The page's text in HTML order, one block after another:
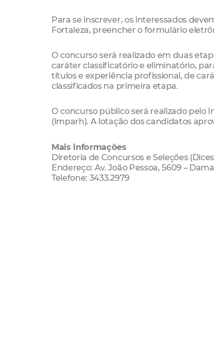
Para se inscrever, os interessados
Fortaleza, preencher o formulário
O concurso será realizado em duas
caráter classificatório e eliminatório,
títulos e experiência profissional, de
classificados na primeira etapa.
O concurso público será realizado pelo
(Imparh). A lotação dos candidatos
Mais informações
Diretoria de Concursos e Seleções
Endereço: Av. João Pessoa, 5609 –
Telefone: 3433.2979